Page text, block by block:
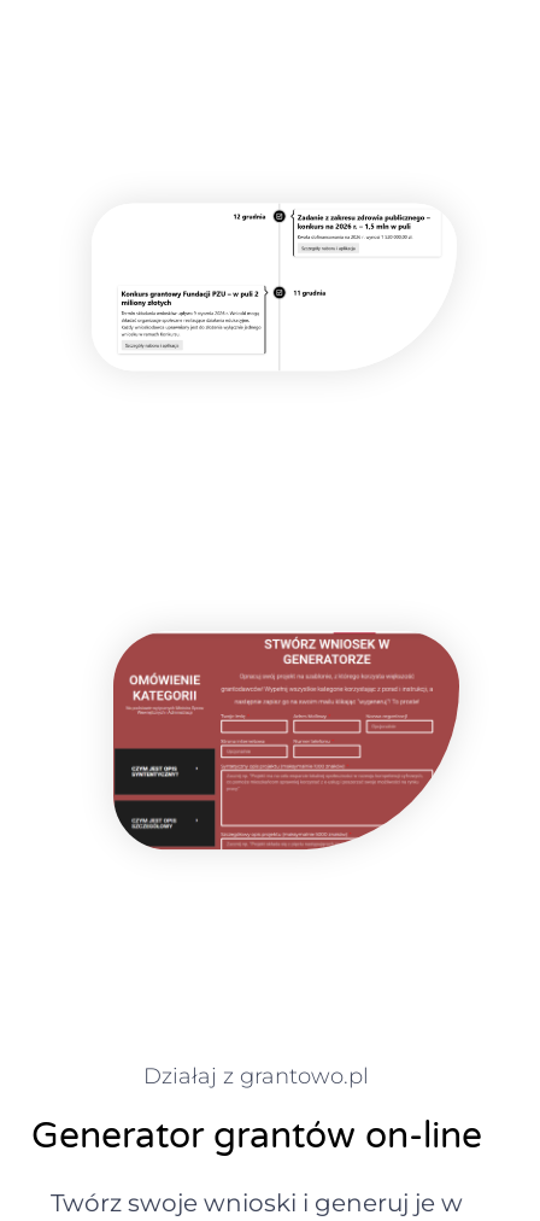
Działaj z grantowo.pl
Generator grantów on-line
Twórz swoje wnioski i generuj je w